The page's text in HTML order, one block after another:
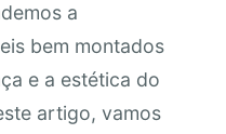
a
bem montados
e a estética do
artigo, vamos